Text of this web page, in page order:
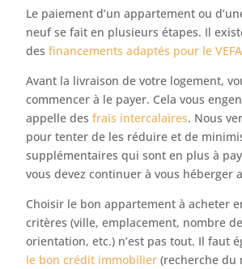
Le paiement d’un appartement ou
neuf se fait en plusieurs étapes. Il
desfinancements adaptés pour le VEFA
Avant la livraison de votre logement,
commencer à le payer. Cela vous
appelle desfrais intercalaires. Nous
pour tenter de les réduire et de
supplémentaires qui sont en plus à
vous devez continuer à vous héberger
Choisir le bon appartement à acheter
critères (ville, emplacement, nombre
orientation, etc.) n’est pas tout. Il faut
le bon crédit immobilier (recherche du